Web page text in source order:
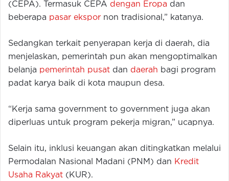
(CEPA). Termasuk CEPA dengan Eropa dan
beberapa pasar ekspor non tradisional,” katanya.
Sedangkan terkait penyerapan kerja di daerah, dia
menjelaskan, pemerintah pun akan mengoptimalkan
belanja pemerintah pusat dan daerah bagi program
padat karya baik di kota maupun desa.
“Kerja sama government to government juga akan
diperluas untuk program pekerja migran,” ucapnya.
Selain itu, inklusi keuangan akan ditingkatkan melalui
Permodalan Nasional Madani (PNM) dan Kredit
Usaha Rakyat (KUR).